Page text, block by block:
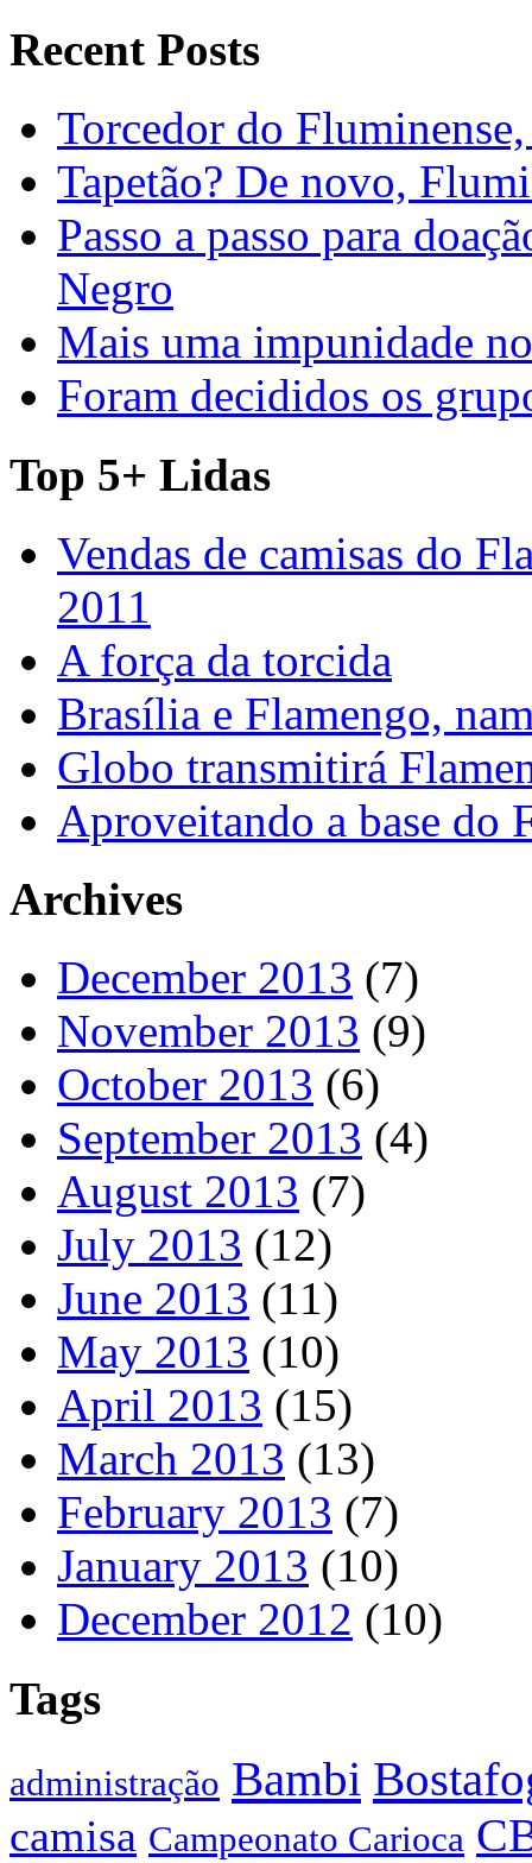
Recent Posts
Torcedor do
Tapetão? De novo,
Passo a passo para
Negro
Mais uma impunidade
Foram decididos os
Top 5+ Lidas
Vendas de camisas do
2011
A força da torcida
Brasília e Flamengo,
Globo transmitirá
Aproveitando a base do
Archives
December 2013 (7)
November 2013 (9)
October 2013 (6)
September 2013 (4)
August 2013 (7)
July 2013 (12)
June 2013 (11)
May 2013 (10)
April 2013 (15)
March 2013 (13)
February 2013 (7)
January 2013 (10)
December 2012 (10)
Tags
administração Bambi
camisa Campeonato Carioca